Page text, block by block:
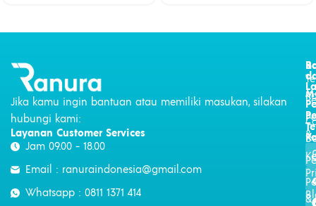
Jika kamu ingin bantuan atau memiliki masukan, silakan
hubungi kami:
Layanan Customer Services
Jam 09.00 - 18.00
Email : ranuraindonesia@gmail.com
Whatsapp : 0811 1371 414
&
&